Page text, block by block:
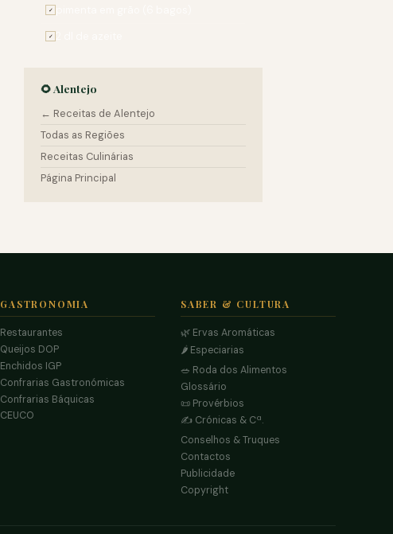
✓
✓
🌻 Alentejo
← Receitas de Alentejo
Todas as Regiões
Receitas Culinárias
Página Principal
GASTRONOMIA
Restaurantes
Queijos DOP
Enchidos IGP
Confrarias Gastronómicas
Confrarias Báquicas
CEUCO
SABER & CULTURA
🌿 Ervas Aromáticas
🌶️ Especiarias
🥗 Roda dos Alimentos
Glossário
📜 Provérbios
✍️ Crónicas & Cª.
Conselhos & Truques
Contactos
Publicidade
Copyright